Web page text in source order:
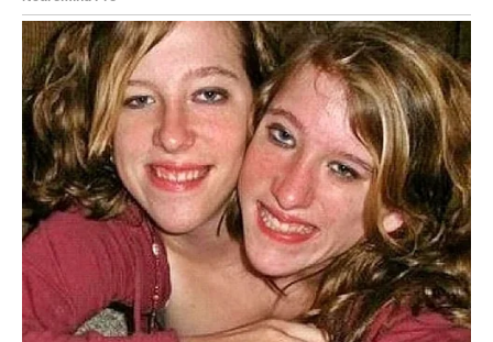
No, njezin život nije bio lišen unutarnjih borbi. Poput
svojih roditelja, i ona se susrela sovisnošću o drogamai
psihičkim problemima. Godine 2016. povukla se iz
javnosti i posvetila ozdravljenju. To razdoblje izolacije
bilo je bolno, ali i nužno da pronađe snagu za novi
početak.
U tišini je radila na sebi.